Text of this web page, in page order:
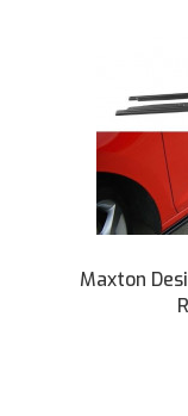
Maxton